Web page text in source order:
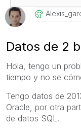
Datos de 2
Hola, tengo un
tiempo y no se
Tengo datos de
Oracle, por otra
de datos SQL.